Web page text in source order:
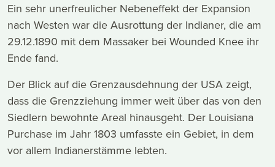
Ein sehr unerfreulicher Nebeneffekt der Expansion
nach Westen war die Ausrottung der Indianer, die am
29.12.1890 mit dem Massaker bei Wounded Knee ihr
Ende fand.
Der Blick auf die Grenzausdehnung der USA zeigt,
dass die Grenzziehung immer weit über das von den
Siedlern bewohnte Areal hinausgeht. Der Louisiana
Purchase im Jahr 1803 umfasste ein Gebiet, in dem
vor allem Indianerstämme lebten.